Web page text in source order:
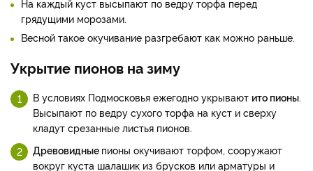
На каждый куст высыпают по ведру торфа перед
грядущими морозами.
Весной такое окучивание разгребают как можно раньше.
Укрытие пионов на зиму
В условиях Подмосковья ежегодно укрывают ито пионы
Высыпают по ведру сухого торфа на куст и сверху
кладут срезанные листья пионов.
Древовидные пионы окучивают торфом, сооружают
вокруг куста шалашик из брусков или арматуры и